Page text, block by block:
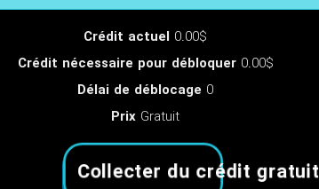
Crédit actuel 0.00$
Crédit nécessaire pour débloquer 0.00$
Délai de déblocage 0
Prix Gratuit
Collecter du crédit gratuit